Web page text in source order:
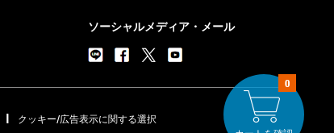
0
ソーシャルメディア・メール
|
クッキー/広告表示に関する選択